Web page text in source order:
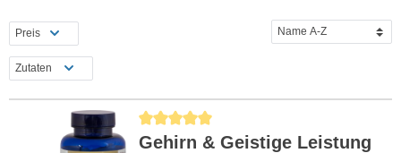
Preis
Zutaten
Durchschnittliche Bewertung von 5 von 5 Sternen
Gehirn & Geistige Leistung